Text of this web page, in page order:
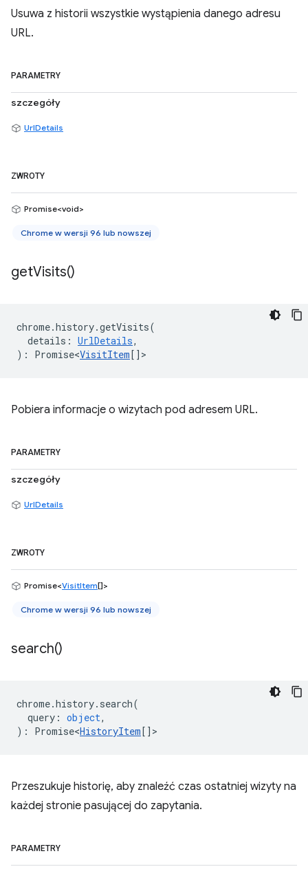
Usuwa z historii wszystkie wystąpienia danego adresu
URL.
PARAMETRY
szczegóły
UrlDetails
ZWROTY
Promise<void>
Chrome w wersji 96 lub nowszej
getVisits()
chrome.history.getVisits(
details : UrlDetails,
) : Promise<VisitItem[] >
Pobiera informacje o wizytach pod adresem URL.
PARAMETRY
szczegóły
UrlDetails
ZWROTY
Promise<VisitItem[]>
Chrome w wersji 96 lub nowszej
search()
chrome.history. search(
query : object,
) : Promise<HistoryItem[] >
Przeszukuje historię, aby znaleźć czas ostatniej wizyty na
każdej stronie pasującej do zapytania.
PARAMETRY